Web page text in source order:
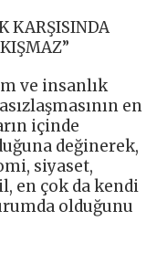
KARŞISINDA
ve insanlık
en
içinde
değinerek,
siyaset,
en çok da kendi
olduğunu